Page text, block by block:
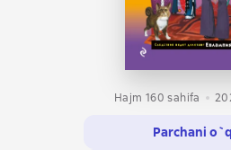
Hajm 160 sahifa
Parchani